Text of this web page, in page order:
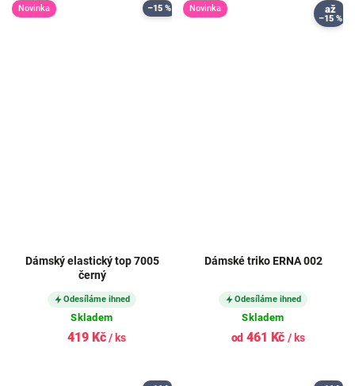
Novinka –15 %
Dámský elastický top 7005
černý
Odesíláme ihned
Skladem
419 Kč/ ks
Novinka až
–15 %
Dámské triko ERNA 002
Odesíláme ihned
Skladem
od 461 Kč/ ks